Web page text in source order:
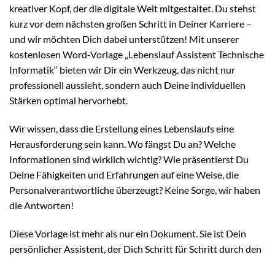
kreativer Kopf, der die digitale Welt mitgestaltet. Du stehst
kurz vor dem nächsten großen Schritt in Deiner Karriere –
und wir möchten Dich dabei unterstützen! Mit unserer
kostenlosen Word-Vorlage „Lebenslauf Assistent Technische
Informatik“ bieten wir Dir ein Werkzeug, das nicht nur
professionell aussieht, sondern auch Deine individuellen
Stärken optimal hervorhebt.
Wir wissen, dass die Erstellung eines Lebenslaufs eine
Herausforderung sein kann. Wo fängst Du an? Welche
Informationen sind wirklich wichtig? Wie präsentierst Du
Deine Fähigkeiten und Erfahrungen auf eine Weise, die
Personalverantwortliche überzeugt? Keine Sorge, wir haben
die Antworten!
Diese Vorlage ist mehr als nur ein Dokument. Sie ist Dein
persönlicher Assistent, der Dich Schritt für Schritt durch den